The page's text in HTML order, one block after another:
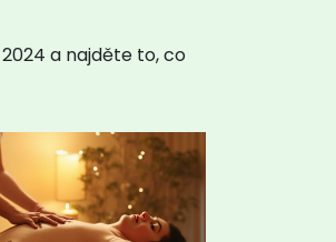
a najděte to, co